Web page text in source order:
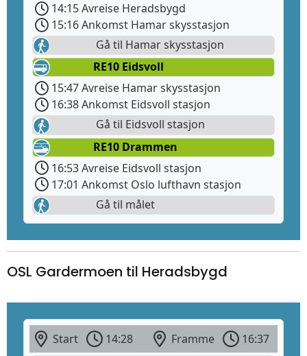
14:15 Avreise Heradsbygd
15:16 Ankomst Hamar skysstasjon
Gå til Hamar skysstasjon
RE10 Eidsvoll
15:47 Avreise Hamar skysstasjon
16:38 Ankomst Eidsvoll stasjon
Gå til Eidsvoll stasjon
RE10 Drammen
16:53 Avreise Eidsvoll stasjon
17:01 Ankomst Oslo lufthavn stasjon
Gå til målet
OSL Gardermoen til Heradsbygd
Start 14:28 Framme
16:37